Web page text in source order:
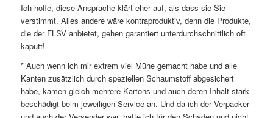
Ich hoffe, diese Ansprache klärt eher auf, als dass sie Sie
verstimmt. Alles andere wäre kontraproduktiv, denn die Produkte,
die der FLSV anbietet, gehen garantiert unterdurchschnittlich oft
kaputt!
* Auch wenn ich mir extrem viel Mühe gemacht habe und alle
Kanten zusätzlich durch speziellen Schaumstoff abgesichert
habe, kamen gleich mehrere Kartons und auch deren Inhalt stark
beschädigt beim jeweiligen Service an. Und da ich der Verpacker